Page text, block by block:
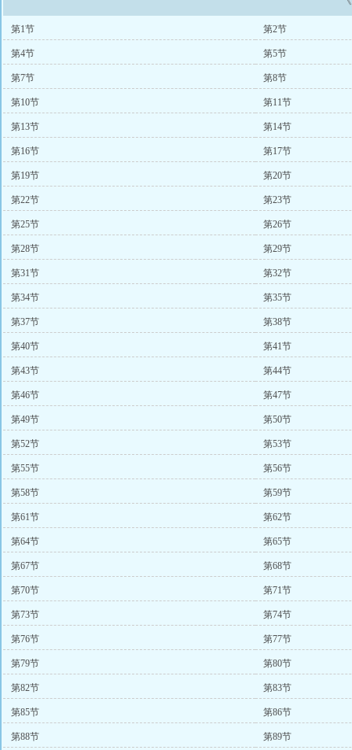
第1节 第2节
第4节 第5节
第7节 第8节
第10节 第11节
第13节 第14节
第16节 第17节
第19节 第20节
第22节 第23节
第25节 第26节
第28节 第29节
第31节 第32节
第34节 第35节
第37节 第38节
第40节 第41节
第43节 第44节
第46节 第47节
第49节 第50节
第52节 第53节
第55节 第56节
第58节 第59节
第61节 第62节
第64节 第65节
第67节 第68节
第70节 第71节
第73节 第74节
第76节 第77节
第79节 第80节
第82节 第83节
第85节 第86节
第88节 第89节